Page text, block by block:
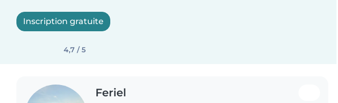
Inscription gratuite
4,7 / 5
Feriel